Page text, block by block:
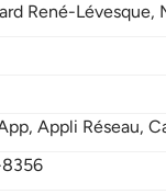
René-Lévesque,
Appli Réseau,